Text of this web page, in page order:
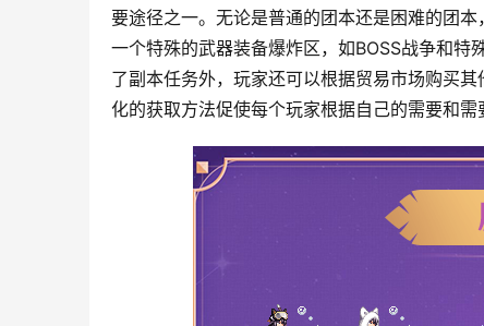
要途径之一。无论是普通的团本还是困难的团
一个特殊的武器装备爆炸区，如BOSS战争和
了副本任务外，玩家还可以根据贸易市场购买
化的获取方法促使每个玩家根据自己的需要和需